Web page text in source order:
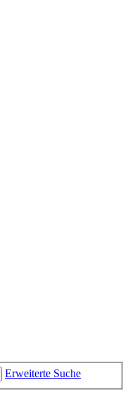
Erweiterte Suche